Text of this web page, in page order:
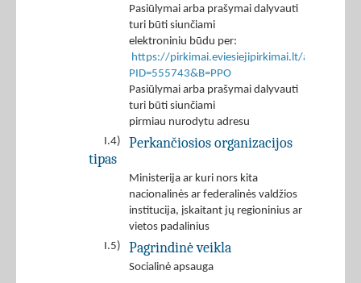
Pasiūlymai arba prašymai dalyvauti
turi būti siunčiami
elektroniniu būdu per:
https://pirkimai.eviesiejipirkimai.lt/app/rfq/
PID=555743&B=PPO
Pasiūlymai arba prašymai dalyvauti
turi būti siunčiami
pirmiau nurodytu adresu
I.4)
Perkančiosios organizacijos
tipas
Ministerija ar kuri nors kita
nacionalinės ar federalinės valdžios
institucija, įskaitant jų regioninius ar
vietos padalinius
I.5)
Pagrindinė veikla
Socialinė apsauga